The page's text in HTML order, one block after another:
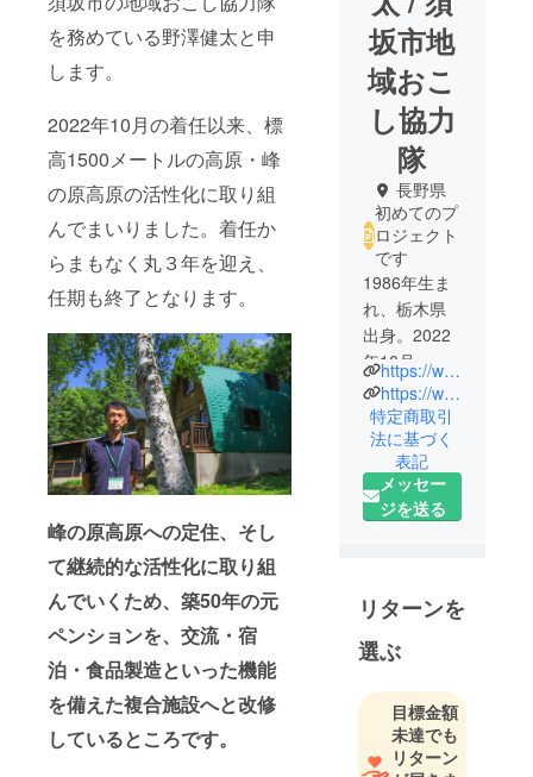
を務めている野澤健太と申
します。
2022年10月の着任以来、標
高1500メートルの高原・峰
の原高原の活性化に取り組
んでまいりました。着任か
らまもなく丸３年を迎え、
任期も終了となります。
峰の原高原への定住、そし
て継続的な活性化に取り組
んでいくため、築50年の元
ペンションを、交流・宿
泊・食品製造といった機能
を備えた複合施設へと改修
しているところです。
坂市地
域おこ
し協力
隊
長野県
初めてのプ
ロジェクト
です
1986年生ま
れ、栃木県
出身。2022
年10月、須
坂市へ移住
し地域おこ
し協力隊に
着任後、峰
の原高原を
拠点に活
性化のため
に必要な人
材の発掘や
使ったプロ
グラムや商
品の開発な
https://www.instagram.com/nozaken0710/
https://www.facebook.com/kenta.nozawa/
特定商取引
法に基づく
表記
メッセー
ジを送る
リターンを
選ぶ
目標金額
未達でも
リターン